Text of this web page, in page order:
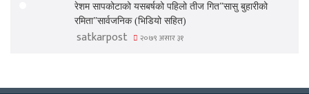
रेशम सापकोटाको यसबर्षको पहिलो तीज गित”सासु बुहारीको
रमिता”सार्वजनिक (भिडियो सहित)
satkarpost २०७९ असार ३१